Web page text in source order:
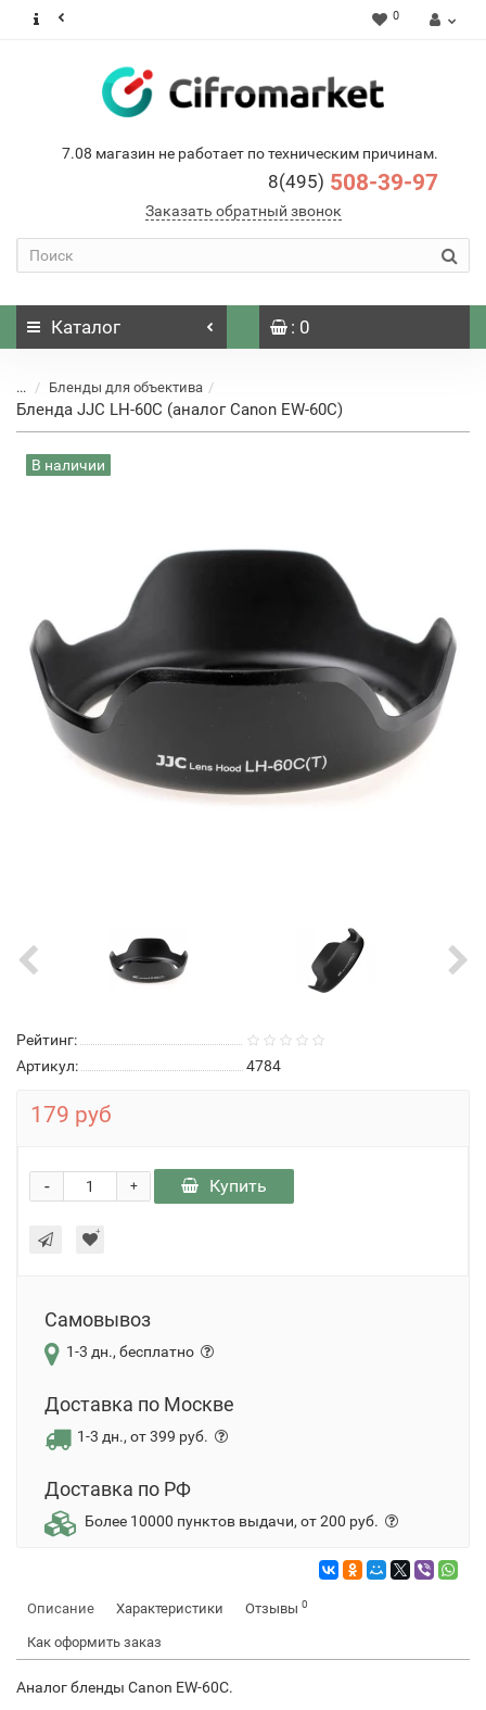
0
7.08 магазин не работает по техническим причинам.
8(495) 508-39-97
Заказать обратный звонок
Каталог : 0
... Бленды для объектива
Бленда JJC LH-60С (аналог Canon EW-60C)
В наличии
Рейтинг:
Артикул:
4784
179 руб
+
- Купить
Самовывоз
1-3 дн., бесплатно
Доставка по Москве
1-3 дн., от 399 руб.
Доставка по РФ
Более 10000 пунктов выдачи, от 200 руб.
Описание Характеристики Отзывы 0
Как оформить заказ
Аналог бленды Canon EW-60C.